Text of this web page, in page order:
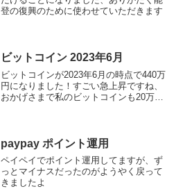
登の復興のために使わせていただきます
ビットコイン 2023年6月
ビットコインが2023年6月の時点で440万
円になりました！すごい急上昇ですね、
おかげさまで私のビットコインも20万円
paypay ポイント運用
ペイペイでポイント運用してますが、ず
っとマイナスだったのがようやく戻って
きましたよ